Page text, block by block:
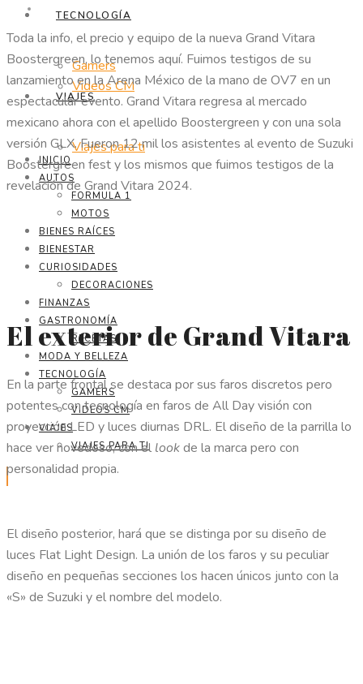
TECNOLOGÍA
Gamers
Videos CM
VIAJES
Viajes para ti
INICIO
AUTOS
FORMULA 1
MOTOS
BIENES RAÍCES
BIENESTAR
CURIOSIDADES
DECORACIONES
FINANZAS
GASTRONOMÍA
RECETAS
MODA Y BELLEZA
TECNOLOGÍA
GAMERS
VIDEOS CM
VIAJES
VIAJES PARA TI
Toda la info, el precio y equipo de la nueva Grand Vitara
Boostergreen, lo tenemos aquí. Fuimos testigos de su
lanzamiento en la Arena México de la mano de OV7 en un
espectacular evento. Grand Vitara regresa al mercado
mexicano ahora con el apellido Boostergreen y con una sola
versión GLX. Fueron 12 mil los asistentes al evento de Suzuki
Boostergreen fest y los mismos que fuimos testigos de la
revelación de Grand Vitara 2024.
El exterior de Grand Vitara
En la parte frontal se destaca por sus faros discretos pero
potentes con tecnología en faros de All Day visión con
proyección LED y luces diurnas DRL. El diseño de la parrilla lo
hace ver novedoso, con el lookde la marca pero con
personalidad propia.
El diseño posterior, hará que se distinga por su diseño de
luces Flat Light Design. La unión de los faros y su peculiar
diseño en pequeñas secciones los hacen únicos junto con la
«S» de Suzuki y el nombre del modelo.